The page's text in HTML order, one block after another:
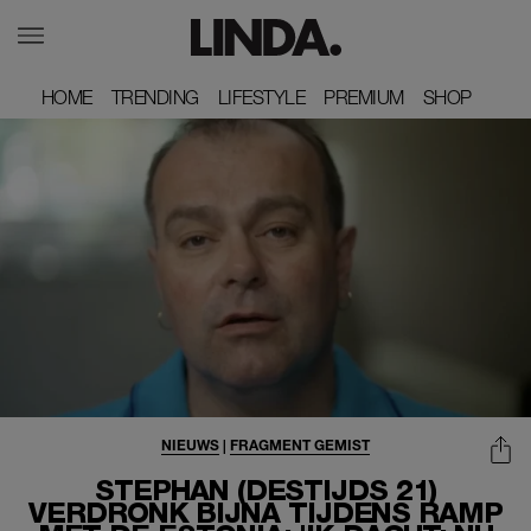
HOME
HOME TRENDING
TRENDING LIFESTYLE
LIFESTYLE PREMIUM
PREMIUM SHOP
SHOP
STEPHAN (DESTIJDS 21)
VERDRONK BIJNA TIJDENS RAMP
NIEUWS | FRAGMENT GEMIST